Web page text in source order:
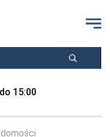
15:00